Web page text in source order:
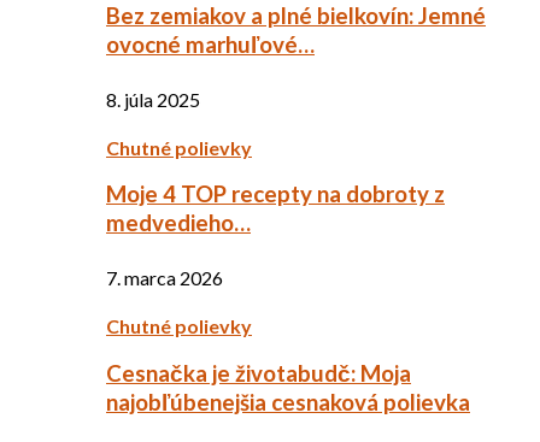
Bez zemiakov a plné bielkovín: Jemné
ovocné marhuľové…
8. júla 2025
Chutné polievky
Moje 4 TOP recepty na dobroty z
medvedieho…
7. marca 2026
Chutné polievky
Cesnačka je životabudč: Moja
najobľúbenejšia cesnaková polievka